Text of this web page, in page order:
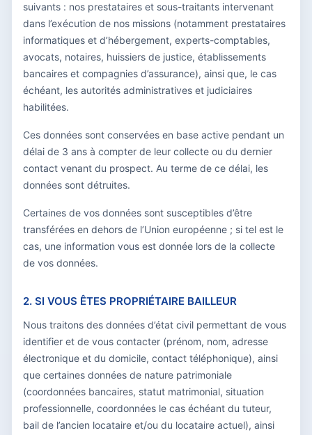
suivants : nos prestataires et sous-traitants intervenant
dans l’exécution de nos missions (notamment prestataires
informatiques et d’hébergement, experts-comptables,
avocats, notaires, huissiers de justice, établissements
bancaires et compagnies d’assurance), ainsi que, le cas
échéant, les autorités administratives et judiciaires
habilitées.
Ces données sont conservées en base active pendant un
délai de 3 ans à compter de leur collecte ou du dernier
contact venant du prospect. Au terme de ce délai, les
données sont détruites.
Certaines de vos données sont susceptibles d’être
transférées en dehors de l’Union européenne ; si tel est le
cas, une information vous est donnée lors de la collecte
de vos données.
2. SI VOUS ÊTES PROPRIÉTAIRE BAILLEUR
Nous traitons des données d’état civil permettant de vous
identifier et de vous contacter (prénom, nom, adresse
électronique et du domicile, contact téléphonique), ainsi
que certaines données de nature patrimoniale
(coordonnées bancaires, statut matrimonial, situation
professionnelle, coordonnées le cas échéant du tuteur,
bail de l’ancien locataire et/ou du locataire actuel), ainsi